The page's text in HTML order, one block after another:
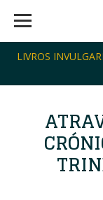
LIVROS